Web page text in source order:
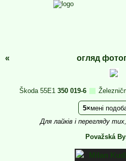
« огляд
Škoda 55E1 350 019-6
5 мені
Для лайків і перегляду
Považská
Milan